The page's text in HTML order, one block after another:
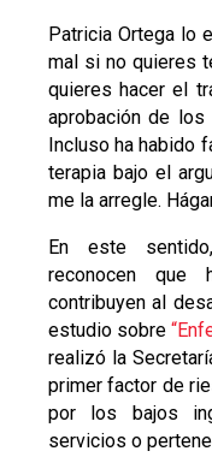
Patricia Ortega lo
mal si no quieres
quieres hacer el
aprobación de los
Incluso ha habido
terapia bajo el
me la arregle.
En este
reconocen
contribuyen al
estudio sobre
realizó la
primer factor de
por los bajos
servicios o